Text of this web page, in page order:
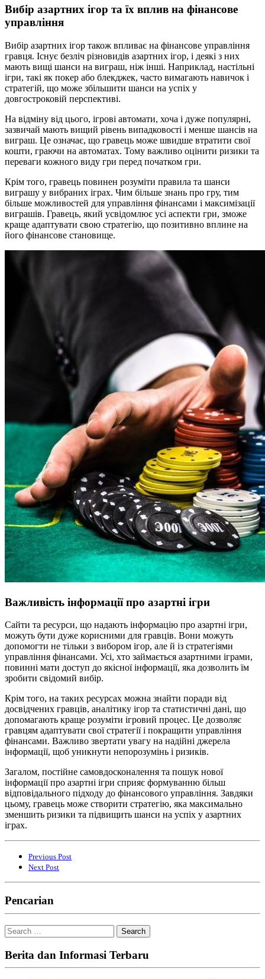
Вибір азартних ігор та їх вплив на фінансове
управління
Вибір азартних ігор також впливає на фінансове управління
гравця. Існує безліч різновидів азартних ігор, і деякі з них
мають вищі шанси на виграш, ніж інші. Наприклад, настільні
ігри, такі як покер або блекджек, часто вимагають навичок і
стратегій, що може збільшити шанси на успіх у
довгостроковій перспективі.
На відміну від цього, ігрові автомати, хоча і дуже популярні,
зазвичай мають вищий рівень випадковості і менше шансів на
виграш. Це означає, що гравець може швидше втратити свої
кошти, граючи на автоматах. Тому важливо оцінити ризики та
переваги кожного виду гри перед початком гри.
Крім того, гравець повинен розуміти правила та шанси
виграшу у вибраних іграх. Чим більше знань про гру, тим
більше можливостей для управління фінансами і максимізації
виграшів. Гравець, який усвідомлює усі аспекти гри, зможе
краще адаптувати свою стратегію, що позитивно вплине на
його фінансове становище.
Важливість інформації про азартні ігри
Сайти та ресурси, що надають інформацію про азартні ігри,
можуть бути дуже корисними для гравців. Вони можуть
допомогти не тільки з вибором ігор, але й із стратегіями
управління фінансами. Усі, хто займається азартними іграми,
повинні мати доступ до якісної інформації, яка дозволить їм
зробити свідомий вибір.
Крім того, на таких ресурсах можна знайти поради від
досвідчених гравців, аналітику ігор та статистичні дані, що
допомагають краще розуміти ігровий процес. Це дозволяє
гравцям адаптувати свої стратегії і покращити управління
фінансами. Важливо звертати увагу на надійні джерела
інформації, щоб уникнути непорозумінь і ризиків.
Загалом, постійне самовдосконалення та пошук нової
інформації про азартні ігри сприяє формуванню більш
відповідального підходу до фінансового управління. Завдяки
цьому, гравець може створити стратегію, яка максимально
зменшить ризики та підвищить шанси на успіх у азартних
іграх.
Previous Post
Next Post
Pencarian
Search
for:
Berita dan Informasi Terbaru